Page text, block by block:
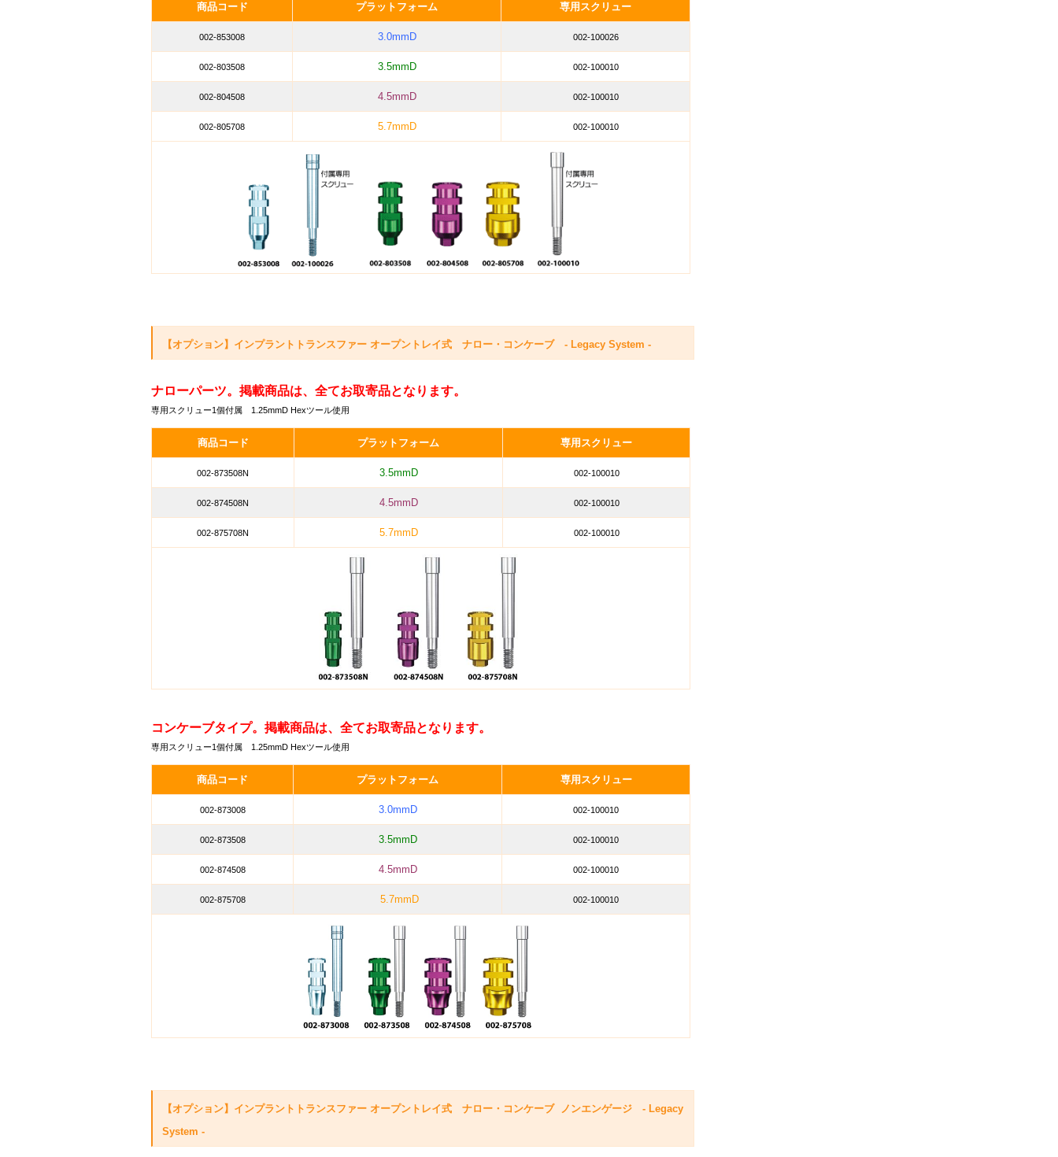
商品コード プラットフォーム 専用スクリュー
002-853008 3.0mmD 002-100026
002-803508 3.5mmD 002-100010
002-804508 4.5mmD 002-100010
002-805708 5.7mmD 002-100010
【オプション】インプラントトランスファー オープントレイ式 ナロー・コンケーブ - Legacy System -
ナローパーツ。掲載商品は、全てお取寄品となります。
専用スクリュー1個付属 1.25mmD Hexツール使用
商品コード プラットフォーム 専用スクリュー
002-873508N 3.5mmD 002-100010
002-874508N 4.5mmD 002-100010
002-875708N 5.7mmD 002-100010
コンケーブタイプ。掲載商品は、全てお取寄品となります。
専用スクリュー1個付属 1.25mmD Hexツール使用
商品コード プラットフォーム 専用スクリュー
002-873008 3.0mmD 002-100010
002-873508 3.5mmD 002-100010
002-874508 4.5mmD 002-100010
002-875708 5.7mmD 002-100010
【オプション】インプラントトランスファー オープントレイ式 ナロー・コンケーブ ノンエンゲージ - Legacy
System -